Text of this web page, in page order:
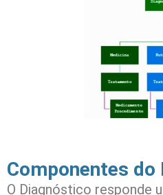
Componentes do
O Diagnóstico responde